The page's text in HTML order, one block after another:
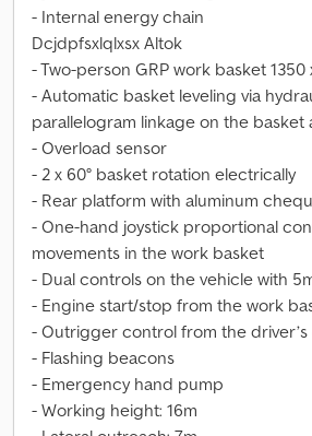
- Internal energy chain
Dcjdpfsxlqlxsx Altok
- Two-person GRP work basket 1350
- Automatic basket leveling via
parallelogram linkage on the basket
- Overload sensor
- 2 x 60° basket rotation electrically
- Rear platform with aluminum
- One-hand joystick proportional
movements in the work basket
- Dual controls on the vehicle with
- Engine start/stop from the work
- Outrigger control from the driver’s
- Flashing beacons
- Emergency hand pump
- Working height: 16m